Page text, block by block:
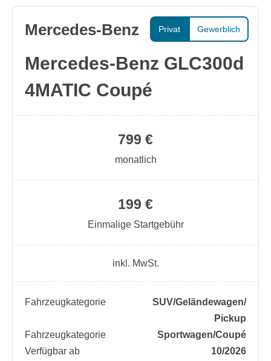
Privat Gewerblich
Mercedes-Benz
Mercedes-Benz GLC300d
4MATIC Coupé
199 €
Einmalige Startgebühr
799 €
monatlich
inkl. MwSt.
Fahrzeugkategorie
SUV/​Geländewagen/​
Pickup
Fahrzeugkategorie
Sportwagen/​Coupé
Verfügbar ab
10/2026